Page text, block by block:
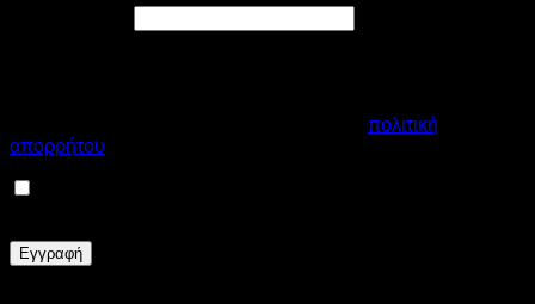
πολιτική
απορρήτου
Εγγραφή